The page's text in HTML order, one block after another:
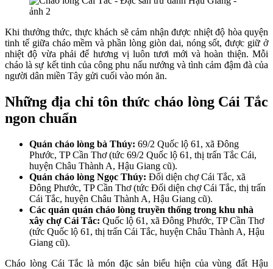
Khi thưởng thức, thực khách sẽ cảm nhận được nhiệt độ hòa quyện
tinh tế giữa cháo mềm và phần lòng giòn dai, nóng sốt, được giữ ở
nhiệt độ vừa phải để hương vị luôn tươi mới và hoàn thiện. Mỗi
cháo là sự kết tinh của công phu nấu nướng và tình cảm đậm đà của
người dân miền Tây gửi cuối vào món ăn.
Những địa chỉ tôn thức cháo lòng Cái Tắc
ngon chuẩn
Quán cháo lòng bà Thúy: 69/2 Quốc lộ 61, xã Đông
Phước, TP Cần Thơ (tức 69/2 Quốc lộ 61, thị trấn Tắc Cái,
huyện Châu Thành A, Hậu Giang cũ).
Quán cháo lòng Ngọc Thúy: Đối diện chợ Cái Tắc, xã
Đông Phước, TP Cần Thơ (tức Đối diện chợ Cái Tắc, thị trấn
Cái Tắc, huyện Châu Thành A, Hậu Giang cũ).
Các quán quán cháo lòng truyền thống trong khu nhà
xây chợ Cái Tắc: Quốc lộ 61, xã Đông Phước, TP Cần Thơ
(tức Quốc lộ 61, thị trấn Cái Tắc, huyện Châu Thành A, Hậu
Giang cũ).
Cháo lòng Cái Tắc là món đặc sản biểu hiện của vùng đất Hậu